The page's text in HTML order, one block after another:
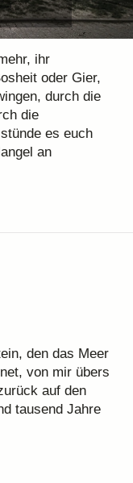
ihr
oder Gier,
durch die
die
es euch
an
den das Meer
von mir übers
auf den
tausend Jahre